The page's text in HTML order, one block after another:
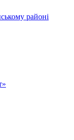
районі